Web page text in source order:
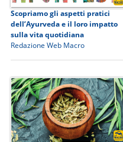
Scopriamo gli aspetti pratici
dell’Ayurveda e il loro impatto
sulla vita quotidiana
Redazione Web Macro